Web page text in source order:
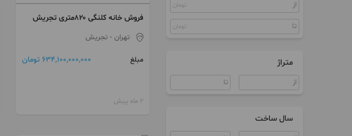
کلنگی
مستغلات
سوییت
ویلا
سند اداری
تومان
تومان
متراژ
سال ساخت
فروش خانه کلنگی ۸۲۰متری تجریش
تهران - تجریش
مبلغ 634,100,000,000 تومان
2 ماه پیش